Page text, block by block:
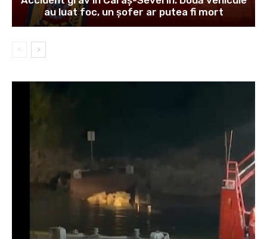
au luat foc, un șofer ar putea fi mort